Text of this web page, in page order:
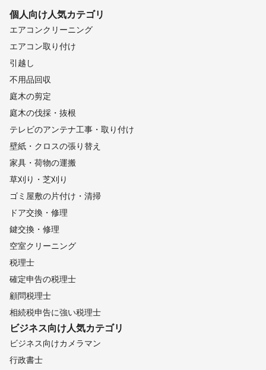
個人向け人気カテゴリ
エアコンクリーニング
エアコン取り付け
引越し
不用品回収
庭木の剪定
庭木の伐採・抜根
テレビのアンテナ工事・取り付け
壁紙・クロスの張り替え
家具・荷物の運搬
草刈り・芝刈り
ゴミ屋敷の片付け・清掃
ドア交換・修理
鍵交換・修理
空室クリーニング
税理士
確定申告の税理士
顧問税理士
相続税申告に強い税理士
ビジネス向け人気カテゴリ
ビジネス向けカメラマン
行政書士